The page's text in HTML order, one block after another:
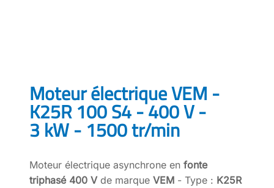
Moteur électrique VEM -
K25R 100 S4 - 400 V -
3 kW - 1500 tr/min
Moteur électrique asynchrone en fonte
triphasé 400 V de marque VEM - Type : K25R